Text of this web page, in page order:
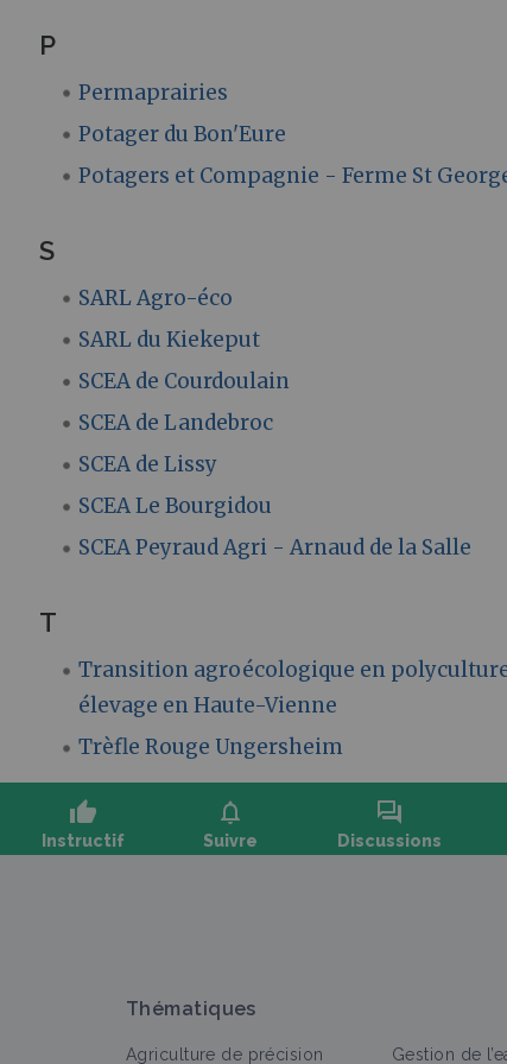
P
Permaprairies
Potager du Bon'Eure
Potagers et Compagnie - Ferme St
S
SARL Agro-éco
SARL du Kiekeput
SCEA de Courdoulain
SCEA de Landebroc
SCEA de Lissy
SCEA Le Bourgidou
SCEA Peyraud Agri - Arnaud de la Salle
T
Transition agroécologique en
élevage en Haute-Vienne
Trèfle Rouge Ungersheim
thumb_up
Instructif
notifications
Suivre
forum
Discussions
Thématiques
Agriculture de précision Gestion de